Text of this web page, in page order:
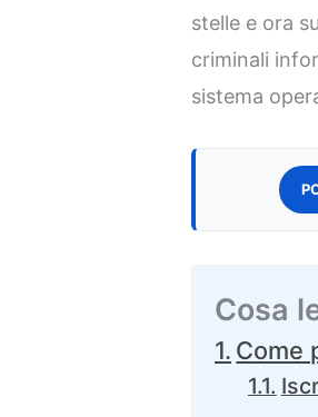
stelle e ora
criminali
sistema
Cosa
Come